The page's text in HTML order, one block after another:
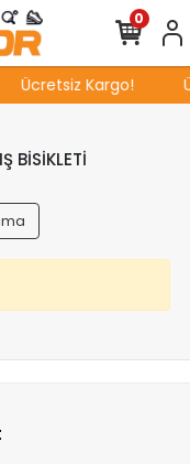
Ücretsiz Kargo!
0
BİSİKLETİ